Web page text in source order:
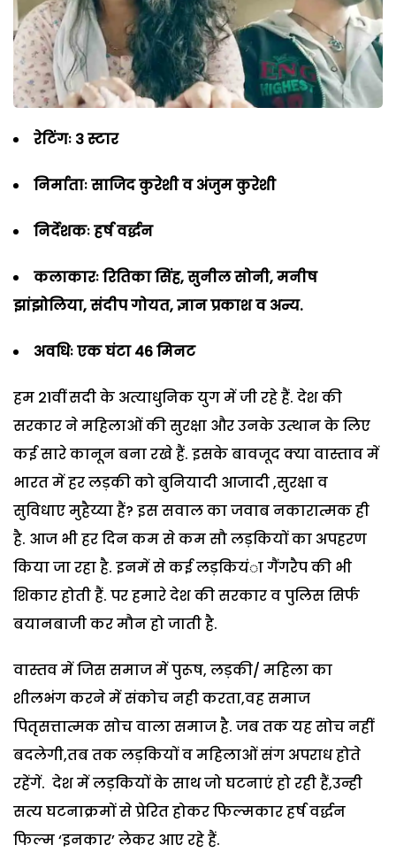
रेटिंगः 3 स्टार
निर्माताः साजिद कुरेशी व अंजुम कुरेशी
निर्देशकः हर्ष वर्द्धन
कलाकारः रितिका सिंह, सुनील सोनी, मनीष
झांझोलिया, संदीप गोयत, ज्ञान प्रकाश व अन्य.
अवधिः एक घंटा 46 मिनट
हम 21वीं सदी के अत्याधुनिक युग में जी रहे हैं. देश की
सरकार ने महिलाओं की सुरक्षा और उनके उत्थान के लिए
कई सारे कानून बना रखे हैं. इसके बावजूद क्या वास्ताव में
भारत में हर लड़की को बुनियादी आजादी ,सुरक्षा व
सुविधाए मुहैय्या हैं? इस सवाल का जवाब नकारात्मक ही
है. आज भी हर दिन कम से कम सौ लड़कियों का अपहरण
किया जा रहा है. इनमें से कई लड़कियंा गैंगरैप की भी
शिकार होती हैं. पर हमारे देश की सरकार व पुलिस सिर्फ
बयानबाजी कर मौन हो जाती है.
वास्तव में जिस समाज में पुरूष, लड़की/ महिला का
शीलभंग करने में संकोच नही करता,वह समाज
पितृसत्तात्मक सोच वाला समाज है. जब तक यह सोच नहीं
बदलेगी,तब तक लड़कियों व महिलाओं संग अपराध होते
रहेंगें. देश में लड़कियों के साथ जो घटनाएं हो रही हैं,उन्ही
सत्य घटनाक्रमों से प्रेरित होकर फिल्मकार हर्ष वर्द्धन
फिल्म ‘इनकार’ लेकर आए रहे हैं.